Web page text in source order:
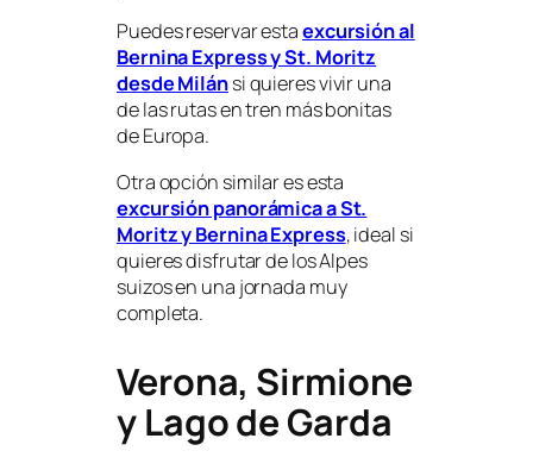
Puedes reservar estaexcursión al
Bernina Express y St. Moritz
desde Milánsi quieres vivir una
de las rutas en tren más bonitas
de Europa.
Otra opción similar es esta
excursión panorámica a St.
Moritz y Bernina Express, ideal si
quieres disfrutar de los Alpes
suizos en una jornada muy
completa.
Verona, Sirmione
y Lago de Garda